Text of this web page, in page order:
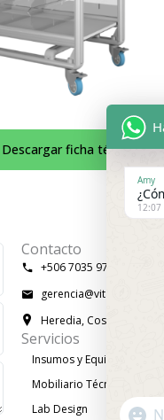
Descargar ficha técnica
Contacto
+506 7035 9732
Heredia, Costa Rica
Servicios
Insumos y Equipos
Mobiliario Técnico
Lab Design
Amy
12:07